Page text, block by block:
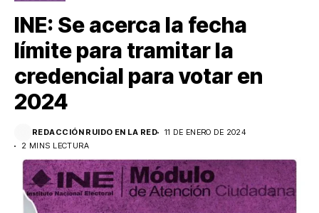
INE: Se acerca la fecha
límite para tramitar la
credencial para votar en
2024
REDACCIÓN RUIDO EN LA RED
11 DE ENERO DE 2024
2 MINS LECTURA